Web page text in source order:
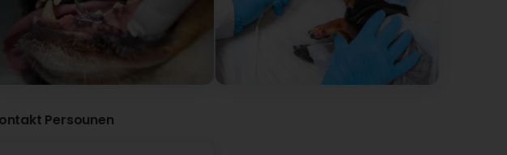
Christen Isabelle (Dr)
Virun 2 Joer(en)
Thank you, I was very pleased to meet you and Dorito!🙂
Virun 2 Joer(en)
Professionnelle, attentive, bienveillante, je recommande vraiment. (Translated by
Persounen